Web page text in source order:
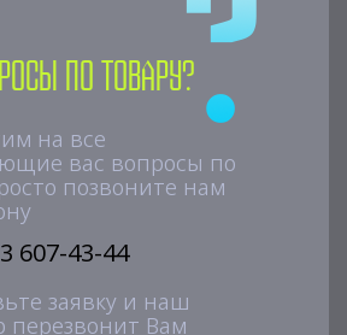
по товару?
на все
вас вопросы по
позвоните нам
607-43-44
заявку и наш
перезвонит Вам